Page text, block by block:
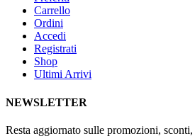
Carrello
Ordini
Accedi
Registrati
Shop
Ultimi Arrivi
NEWSLETTER
Resta aggiornato sulle promozioni,